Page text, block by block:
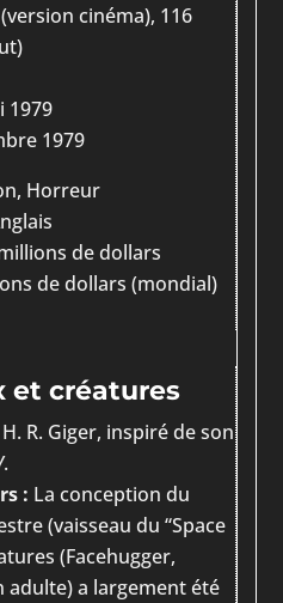
cinéma), 116
1979
1979
Horreur
de dollars
de dollars (mondial)
et créatures
H. R. Giger, inspiré de son
.
: La conception du
(vaisseau du “Space
(Facehugger,
adulte) a largement été